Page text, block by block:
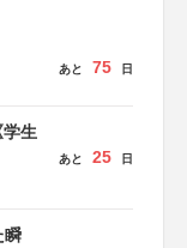
あと 75 日
生
あと 25 日
瞬